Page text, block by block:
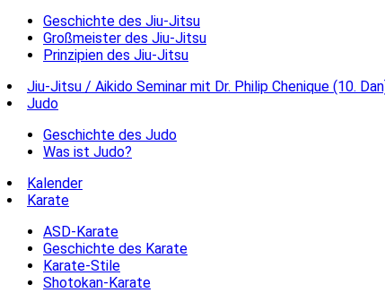
Geschichte des Jiu-Jitsu
Großmeister des Jiu-Jitsu
Prinzipien des Jiu-Jitsu
Jiu-Jitsu / Aikido Seminar mit Dr. Philip Chenique (10.
Judo
Geschichte des Judo
Was ist Judo?
Kalender
Karate
ASD-Karate
Geschichte des Karate
Karate-Stile
Shotokan-Karate